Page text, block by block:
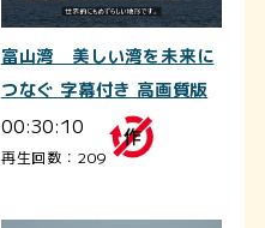
富山湾 美しい湾を未来に
つなぐ 字幕付き 高画質版
00:30:10
再生回数：209